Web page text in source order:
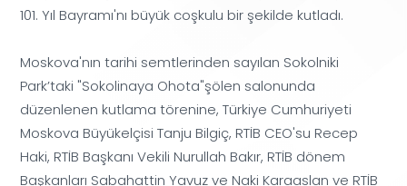
101. Yıl Bayramı'nı büyük coşkulu bir şekilde kutladı.
Moskova'nın tarihi semtlerinden sayılan Sokolniki
Park’taki "Sokolinaya Ohota"şölen salonunda
düzenlenen kutlama törenine, Türkiye Cumhuriyeti
Moskova Büyükelçisi Tanju Bilgiç, RTİB CEO'su Recep
Haki, RTİB Başkanı Vekili Nurullah Bakır, RTİB dönem
Başkanları Sabahattin Yavuz ve Naki Karaaslan ve RTİB